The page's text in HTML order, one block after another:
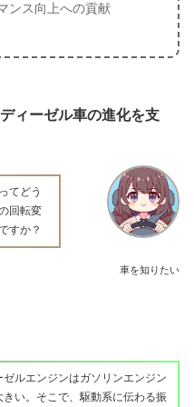
ンス向上への貢献
ィーゼル車の進化を支
車を知りたい
てどう
回転変
すか？
ゼルエンジンはガソリンエンジン
い。そこで、駆動系に伝わる振